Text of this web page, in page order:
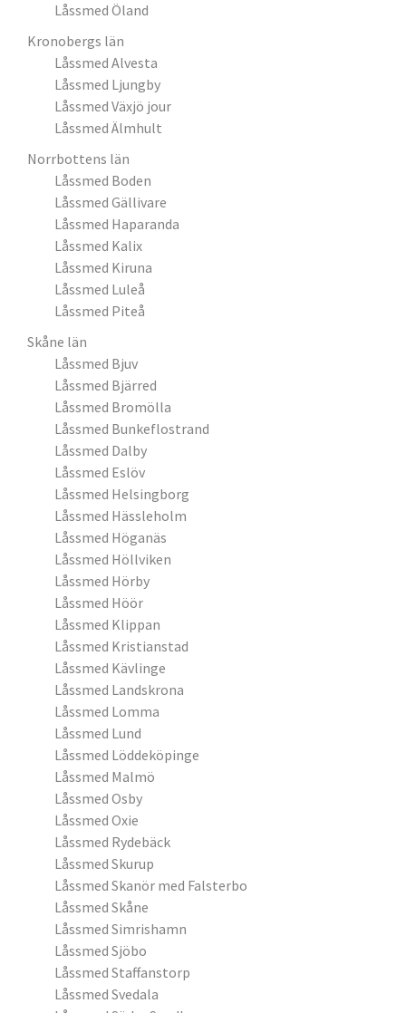
Låssmed Öland
Kronobergs län
Låssmed Alvesta
Låssmed Ljungby
Låssmed Växjö jour
Låssmed Älmhult
Norrbottens län
Låssmed Boden
Låssmed Gällivare
Låssmed Haparanda
Låssmed Kalix
Låssmed Kiruna
Låssmed Luleå
Låssmed Piteå
Skåne län
Låssmed Bjuv
Låssmed Bjärred
Låssmed Bromölla
Låssmed Bunkeflostrand
Låssmed Dalby
Låssmed Eslöv
Låssmed Helsingborg
Låssmed Hässleholm
Låssmed Höganäs
Låssmed Höllviken
Låssmed Hörby
Låssmed Höör
Låssmed Klippan
Låssmed Kristianstad
Låssmed Kävlinge
Låssmed Landskrona
Låssmed Lomma
Låssmed Lund
Låssmed Löddeköpinge
Låssmed Malmö
Låssmed Osby
Låssmed Oxie
Låssmed Rydebäck
Låssmed Skurup
Låssmed Skanör med Falsterbo
Låssmed Skåne
Låssmed Simrishamn
Låssmed Sjöbo
Låssmed Staffanstorp
Låssmed Svedala